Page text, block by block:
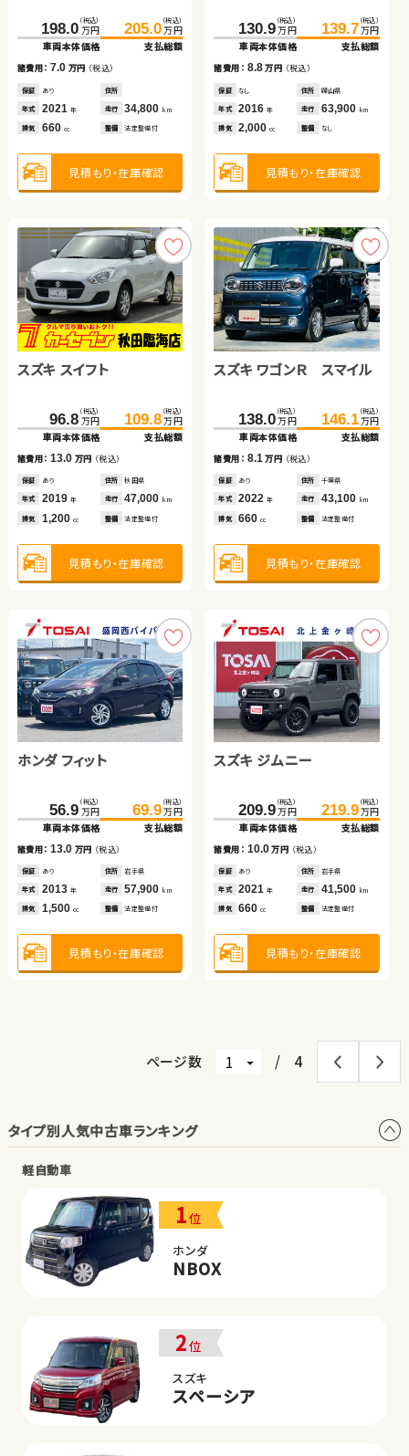
198.0 （税込）
万円
車両本体価格
205.0 （税込）
万円
支払総額
諸費用：7.0 万円 （税込）
保証 あり 住所
年式 2021 年 走行 34,800 km
排気 660 cc 整備 法定整備付
見積もり・在庫確認
130.9 （税込）
万円
車両本体価格
139.7 （税込）
万円
支払総額
諸費用： 8.8万円 （税込）
保証 なし 住所 岡山県
年式 2016年 走行 63,900 km
排気 2,000cc 整備 なし
見積もり・在庫確認
スズキ スイフト
96.8 （税込）
万円
車両本体価格
109.8 （税込）
万円
支払総額
諸費用：13.0 万円 （税込）
保証 あり 住所 秋田県
年式 2019 年 走行 47,000 km
排気 1,200 cc 整備 法定整備付
見積もり・在庫確認
スズキ ワゴンＲ スマイル
138.0 （税込）
万円
車両本体価格
146.1 （税込）
万円
支払総額
諸費用： 8.1万円 （税込）
保証 あり 住所 千葉県
年式 2022年 走行 43,100 km
排気 660cc 整備 法定整備付
見積もり・在庫確認
ホンダ フィット
56.9 （税込）
万円
車両本体価格
69.9 （税込）
万円
支払総額
諸費用：13.0 万円 （税込）
保証 あり 住所 岩手県
年式 2013 年 走行 57,900 km
排気 1,500 cc 整備 法定整備付
見積もり・在庫確認
スズキ ジムニー
209.9 （税込）
万円
車両本体価格
219.9 （税込）
万円
支払総額
諸費用： 10.0万円 （税込）
保証 あり 住所 岩手県
年式 2021年 走行 41,500 km
排気 660cc 整備 法定整備付
見積もり・在庫確認
119.3 （税込）
万円
車両本体価格
127.7 （税込）
万円
支払総額
諸費用：8.4 万円 （税込）
保証 なし 住所
年式 2016 年 走行 130,100km
排気 2,000 整備 法定整備付
見積もり・在庫確認
42.7 （税込）
万円
車両本体価格
56.0 （税込）
万円
支払総額
諸費用： 13.3万円（税込）
保証 なし 住所 岡山県
年式 2006年 走行 103,100km
排気 2,400cc 整備 法定整備付
見積もり・在庫確認
トヨタ プリウスＰＨＶ
369.7 （税込）
万円
車両本体価格
379.0 （税込）
万円
支払総額
諸費用：9.3万円（税込）
保証 なし 住所 岡山県
年式 2023 年 走行 28,800 km
排気 2,000 cc 整備 法定整備付
見積もり・在庫確認
日産 エクストレイル
162.7 （税込）
万円
車両本体価格
179.9 （税込）
万円
支払総額
諸費用： 17.2万円（税込）
保証 あり 住所 岩手県
年式 2021年 走行 60,700 km
排気 2,000 整備 法定整備付
見積もり・在庫確認
トヨタ アクア
59.9 （税込）
万円
車両本体価格
64.9 （税込）
万円
支払総額
諸費用：5.0万円（税込）
保証 なし 住所 徳島県
年式 2012 年 走行 79,000 km
排気 1,500 cc 整備 法定整備付
見積もり・在庫確認
スズキ スイフト
113.0 （税込）
万円
車両本体価格
125.9 （税込）
万円
支払総額
諸費用： 12.9万円 （税込）
保証 あり 住所 岩手県
年式 2018年 走行 15,600 km
排気 1,300 整備 法定整備付
見積もり・在庫確認
158.4 （税込）
万円
車両本体価格
169.8 （税込）
万円
支払総額
諸費用：11.4万円（税込）
保証 あり 住所
年式 2024 年 走行 9,900km
排気 1,500 整備 法定整備付
見積もり・在庫確認
153.0 （税込）
万円
車両本体価格
164.0 （税込）
万円
支払総額
諸費用： 11.0万円（税込）
保証 あり 住所 山梨県
年式 2022年 走行 17,300 km
排気 1,000cc 整備 法定整備付
見積もり・在庫確認
スズキ アルト ＨＢ
40.6 （税込）
万円
車両本体価格
49.7 （税込）
万円
支払総額
諸費用：9.1万円（税込）
保証 あり 住所 埼玉県
年式 2020 年 走行 24,900 km
排気 660cc 整備 法定整備付
見積もり・在庫確認
トヨタ ヴェルファイア ハ
265.6 （税込）
万円
車両本体価格
279.9 （税込）
万円
支払総額
諸費用： 14.3万円（税込）
保証 あり 住所 岩手県
年式 2016年 走行 62,500 km
排気 2,500 整備 法定整備付
見積もり・在庫確認
日産 エクストレイル
75.3 （税込）
万円
車両本体価格
93.9 （税込）
万円
支払総額
諸費用：18.6 万円 （税込）
保証 あり 住所 岩手県
年式 2013 年 走行 65,600 km
排気 2,000 cc 整備 法定整備付
見積もり・在庫確認
ダイハツ タント
50.3万円
車両本体価格
諸費用：9.5 万円 （税込）
保証 なし 住所 千葉県
排気 660 整備 法定整備付
ページ数 / 4
タイプ別人気中古車ランキング
軽自動車
1位
ホンダ
NBOX
2位
スズキ
スペーシア